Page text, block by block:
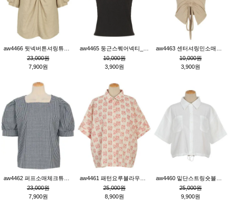
23,000원
7,900원
10,000원
3,900원
10,000원
3,900원
23,000원
7,900원
25,000원
8,900원
25,000원
9,900원